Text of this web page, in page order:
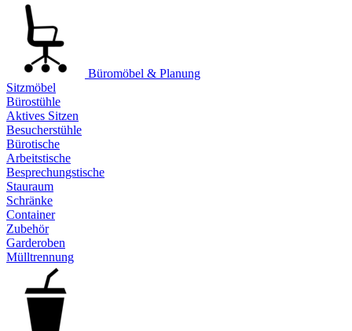
Büromöbel & Planung
Sitzmöbel
Bürostühle
Aktives Sitzen
Besucherstühle
Bürotische
Arbeitstische
Besprechungstische
Stauraum
Schränke
Container
Zubehör
Garderoben
Mülltrennung